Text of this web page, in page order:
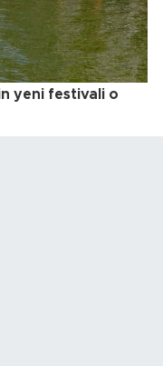
yeni festivali o